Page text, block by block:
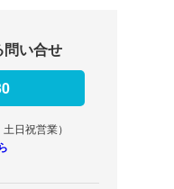
い合せ
日祝営業）